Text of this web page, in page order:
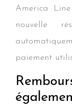
America
nouvelle
paiement